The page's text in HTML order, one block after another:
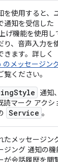
を使用すると、
通知を受信した
げ機能を使用し
り、音声入力を
きます。詳しく
メッセージン
覧ください。
通知、
読マーク アクシ
Service 。
たメッセージン
ジング 通知の機
が会話履歴を閲